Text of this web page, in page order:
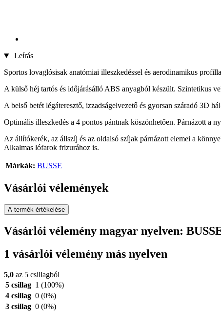
Leírás
Sportos lovaglósisak anatómiai illeszkedéssel és aerodinamikus
A külső héj tartós és időjárásálló ABS anyagból készült. Szintetikus
A belső betét légáteresztő, izzadságelvezető és gyorsan száradó 3D
Optimális illeszkedés a 4 pontos pántnak köszönhetően. Párnázott a
Az állítókerék, az állszíj és az oldalsó szíjak párnázott elemei a
Alkalmas lófarok frizurához is.
Márkák: BUSSE
Vásárlói vélemények
A termék értékelése
Vásárlói vélemény magyar nyelven:
1 vásárlói vélemény más nyelven
5,0 az 5 csillagból
5 csillag 1 (100%)
4 csillag 0 (0%)
3 csillag 0 (0%)